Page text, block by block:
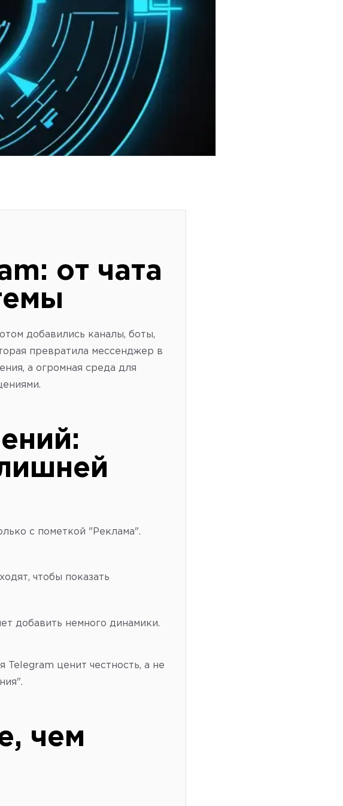
от чата
добавились каналы, боты,
превратила мессенджер в
а огромная среда для
с пометкой "Реклама".
чтобы показать
добавить немного динамики.
Telegram ценит честность, а не
чем